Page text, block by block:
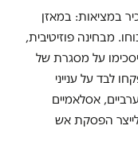
במציאות: במאזן
מבחינה פוזיטיבית,
על מסגרת של
לבד על ענייני
אסלאמיים
הפסקת אש